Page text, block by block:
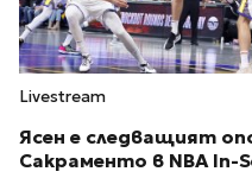
Livestream
Ясен е следващият
Сакраменто в NBA In-